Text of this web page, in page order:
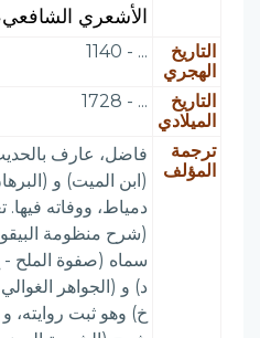
الأشعري
التاريخ
الهجري
... - 1140
التاريخ
الميلادي
... - 1728
ترجمة
المؤلف
فاضل، عارف
(ابن الميت) و
دمياط، ووفاته فيها.
(شرح منظومة
د) و (الجواهر
خ) وهو ثبت روايته،